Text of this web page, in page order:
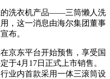
的洗衣机产品——三筒懒人洗
，这一消息由海尔集团董事
布。
京东平台开始预售，享受国
于4月17日正式上市销售。
业内首款采用一体三滚筒设